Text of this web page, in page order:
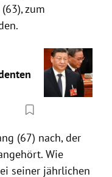
(63), zum
(67) nach, der
Wie
seiner jährlichen